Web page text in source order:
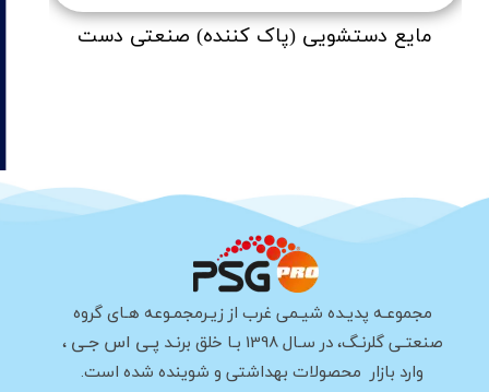
مایع دستشویی (پاک کننده) صنعتی دست
مجموعـه پدیـده شیـمی غرب از زیـرمجمـوعه هـای گروه
صنعتـی گلرنـگ، در سـال 1398 بـا خلق برنـد
پـی اس جـی،
وارد بازار محصولات بهداشتی و شوینده شده است.